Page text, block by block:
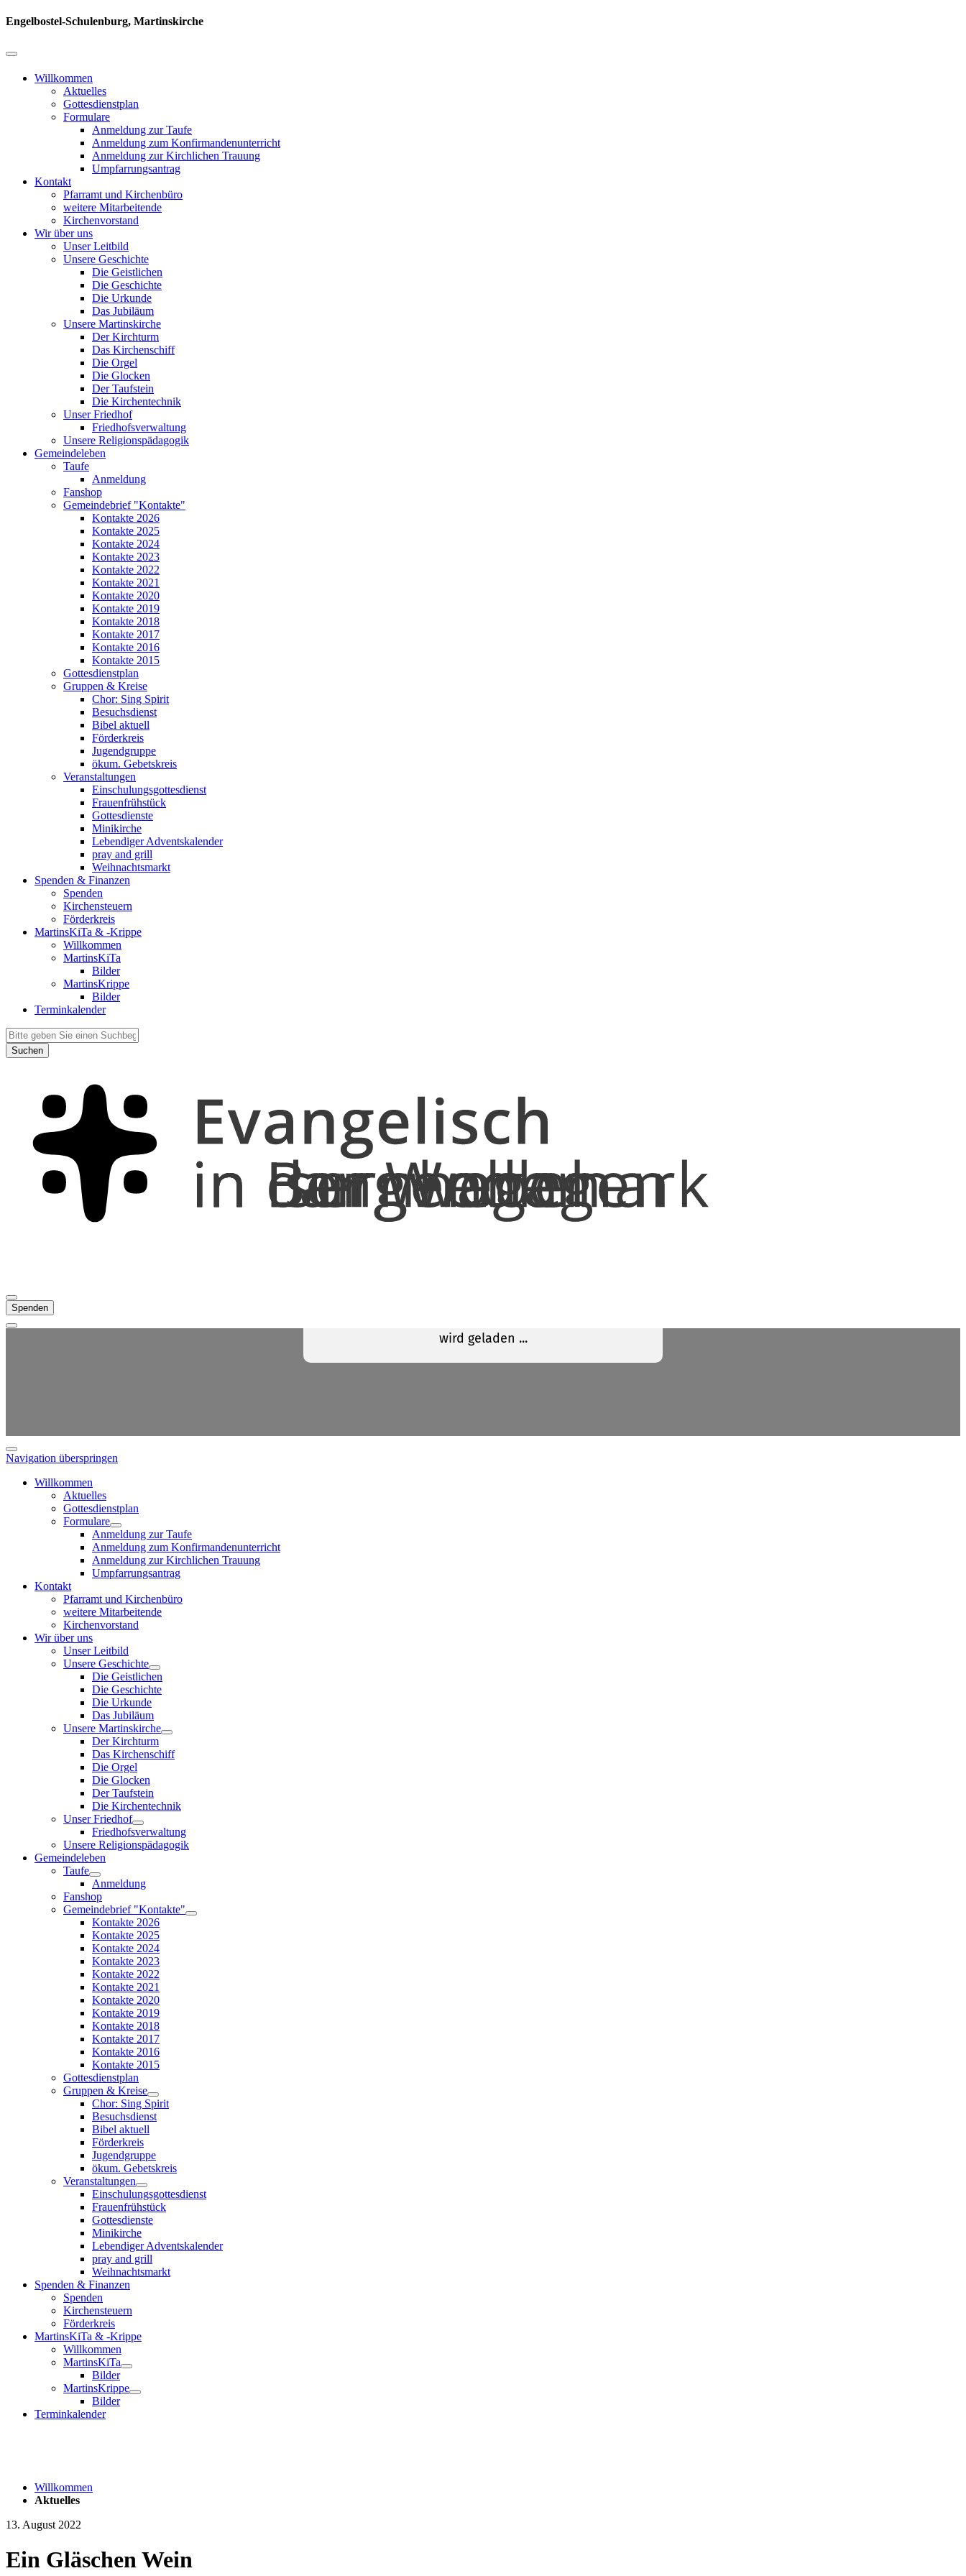
Engelbostel-Schulenburg, Martinskirche
Willkommen
Aktuelles
Gottesdienstplan
Formulare
Anmeldung zur Taufe
Anmeldung zum Konfirmandenunterricht
Anmeldung zur Kirchlichen Trauung
Umpfarrungsantrag
Kontakt
Pfarramt und Kirchenbüro
weitere Mitarbeitende
Kirchenvorstand
Wir über uns
Unser Leitbild
Unsere Geschichte
Die Geistlichen
Die Geschichte
Die Urkunde
Das Jubiläum
Unsere Martinskirche
Der Kirchturm
Das Kirchenschiff
Die Orgel
Die Glocken
Der Taufstein
Die Kirchentechnik
Unser Friedhof
Friedhofsverwaltung
Unsere Religionspädagogik
Gemeindeleben
Taufe
Anmeldung
Fanshop
Gemeindebrief "Kontakte"
Kontakte 2026
Kontakte 2025
Kontakte 2024
Kontakte 2023
Kontakte 2022
Kontakte 2021
Kontakte 2020
Kontakte 2019
Kontakte 2018
Kontakte 2017
Kontakte 2016
Kontakte 2015
Gottesdienstplan
Gruppen & Kreise
Chor: Sing Spirit
Besuchsdienst
Bibel aktuell
Förderkreis
Jugendgruppe
ökum. Gebetskreis
Veranstaltungen
Einschulungsgottesdienst
Frauenfrühstück
Gottesdienste
Minikirche
Lebendiger Adventskalender
pray and grill
Weihnachtsmarkt
Spenden & Finanzen
Spenden
Kirchensteuern
Förderkreis
MartinsKiTa & -Krippe
Willkommen
MartinsKiTa
Bilder
MartinsKrippe
Bilder
Terminkalender
Suchen
Spenden
Navigation überspringen
Willkommen
Aktuelles
Gottesdienstplan
Formulare
Anmeldung zur Taufe
Anmeldung zum Konfirmandenunterricht
Anmeldung zur Kirchlichen Trauung
Umpfarrungsantrag
Kontakt
Pfarramt und Kirchenbüro
weitere Mitarbeitende
Kirchenvorstand
Wir über uns
Unser Leitbild
Unsere Geschichte
Die Geistlichen
Die Geschichte
Die Urkunde
Das Jubiläum
Unsere Martinskirche
Der Kirchturm
Das Kirchenschiff
Die Orgel
Die Glocken
Der Taufstein
Die Kirchentechnik
Unser Friedhof
Friedhofsverwaltung
Unsere Religionspädagogik
Gemeindeleben
Taufe
Anmeldung
Fanshop
Gemeindebrief "Kontakte"
Kontakte 2026
Kontakte 2025
Kontakte 2024
Kontakte 2023
Kontakte 2022
Kontakte 2021
Kontakte 2020
Kontakte 2019
Kontakte 2018
Kontakte 2017
Kontakte 2016
Kontakte 2015
Gottesdienstplan
Gruppen & Kreise
Chor: Sing Spirit
Besuchsdienst
Bibel aktuell
Förderkreis
Jugendgruppe
ökum. Gebetskreis
Veranstaltungen
Einschulungsgottesdienst
Frauenfrühstück
Gottesdienste
Minikirche
Lebendiger Adventskalender
pray and grill
Weihnachtsmarkt
Spenden & Finanzen
Spenden
Kirchensteuern
Förderkreis
MartinsKiTa & -Krippe
Willkommen
MartinsKiTa
Bilder
MartinsKrippe
Bilder
Terminkalender
Willkommen
Aktuelles
13. August 2022
Ein Gläschen Wein